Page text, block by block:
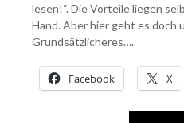
lesen!“. Die Vorteile liegen
Hand. Aber hier geht es doch
Grundsätzlicheres….
Facebook X